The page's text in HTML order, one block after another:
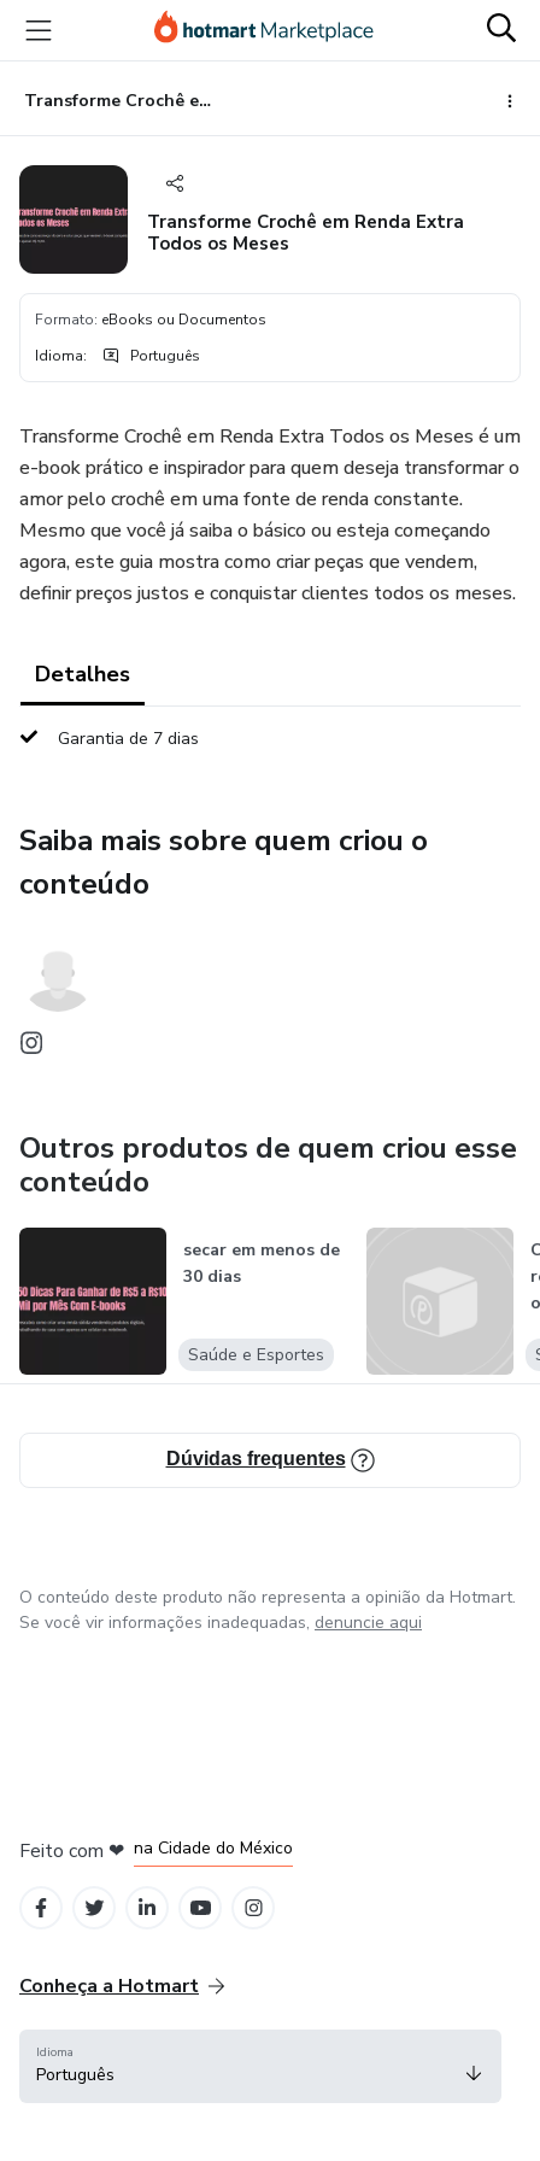
para
conteúdo
principal
para
pagamento
para
rodapé
Transforme Crochê em Renda Extra Todos os Meses
Transforme Crochê em Renda Extra
Todos os Meses
Formato: eBooks ou Documentos
Idioma: Português
Transforme Crochê em Renda Extra Todos os Meses é um
e-book prático e inspirador para quem deseja transformar o
amor pelo crochê em uma fonte de renda constante.
Mesmo que você já saiba o básico ou esteja começando
agora, este guia mostra como criar peças que vendem,
definir preços justos e conquistar clientes todos os meses.
Detalhes
Garantia de 7 dias
Saiba mais sobre quem criou o
conteúdo
Outros produtos de quem criou esse
conteúdo
secar em menos de
30 dias
Saúde e Esportes
Dúvidas frequentes
O conteúdo deste produto não representa a opinião da Hotmart.
Se você vir informações inadequadas, denuncie aqui
Feito com ❤ na Cidade do México
Conheça a Hotmart
Idioma
Português